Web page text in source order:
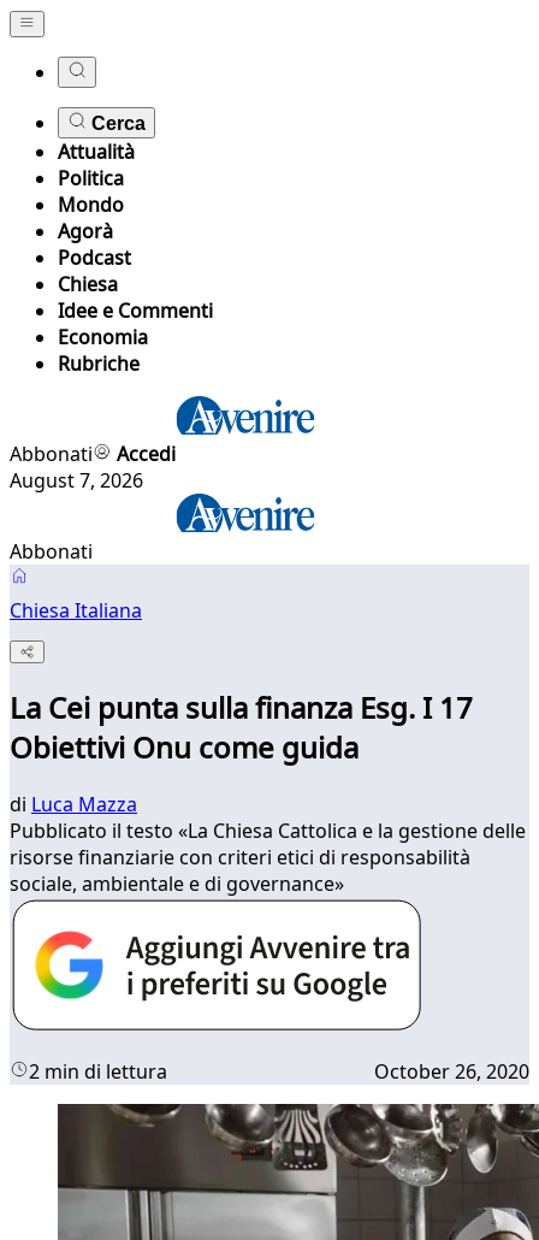
Cerca
Attualità
Politica
Mondo
Agorà
Podcast
Chiesa
Idee e Commenti
Economia
Rubriche
Abbonati
Accedi
August 7, 2026
Abbonati
Chiesa Italiana
La Cei punta sulla finanza Esg. I 17
Obiettivi Onu come guida
di Luca Mazza
Pubblicato il testo «La Chiesa Cattolica e la gestione delle
risorse finanziarie con criteri etici di responsabilità
sociale, ambientale e di governance»
2 min di lettura October 26, 2020